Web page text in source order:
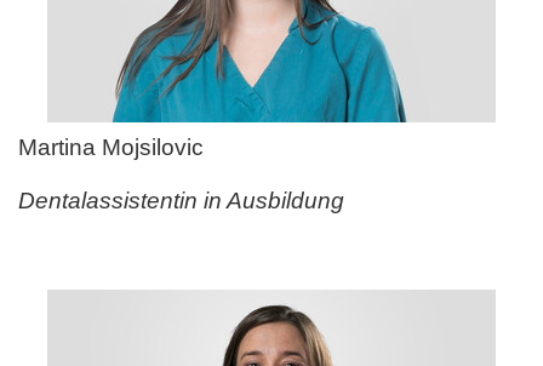
Martina Mojsilovic
Dentalassistentin in Ausbildung